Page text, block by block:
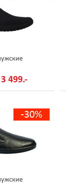
3 499.-
-30%